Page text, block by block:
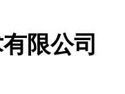
限公司